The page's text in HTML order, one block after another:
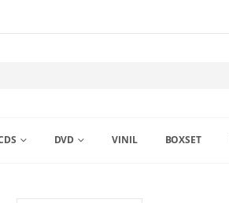
DVD VINIL BOXSET